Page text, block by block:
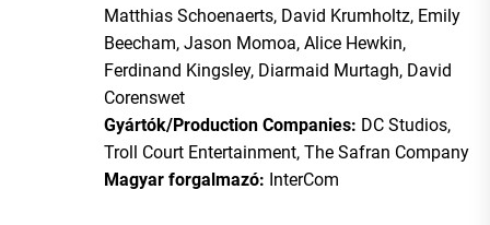
Matthias Schoenaerts, David Krumholtz, Emily
Beecham, Jason Momoa, Alice Hewkin,
Ferdinand Kingsley, Diarmaid Murtagh, David
Corenswet
Gyártók/Production Companies: DC Studios,
Troll Court Entertainment, The Safran Company
Magyar forgalmazó: InterCom